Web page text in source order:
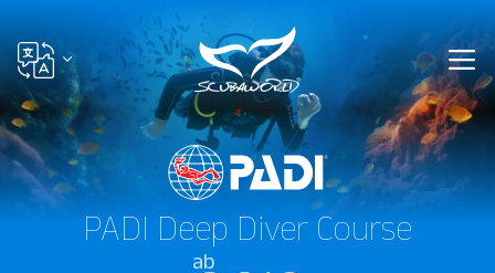
PADI Deep Diver Course
ab